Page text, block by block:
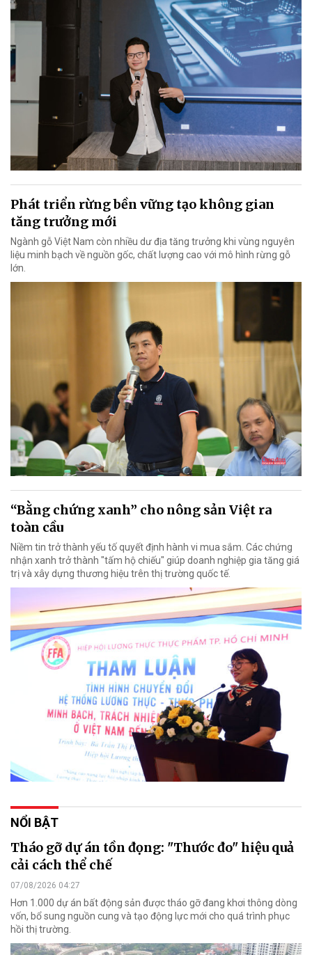
Phát triển rừng bền vững tạo không gian
tăng trưởng mới
Ngành gỗ Việt Nam còn nhiều dư địa tăng trưởng khi vùng nguyên
liệu minh bạch về nguồn gốc, chất lượng cao với mô hình rừng gỗ
lớn.
“Bằng chứng xanh” cho nông sản Việt ra
toàn cầu
Niềm tin trở thành yếu tố quyết định hành vi mua sắm. Các chứng
nhận xanh trở thành "tấm hộ chiếu" giúp doanh nghiệp gia tăng giá
trị và xây dựng thương hiệu trên thị trường quốc tế.
NỔI BẬT
Tháo gỡ dự án tồn đọng: "Thước đo" hiệu quả
cải cách thể chế
07/08/2026 04:27
Hơn 1.000 dự án bất động sản được tháo gỡ đang khơi thông dòng
vốn, bổ sung nguồn cung và tạo động lực mới cho quá trình phục
hồi thị trường.